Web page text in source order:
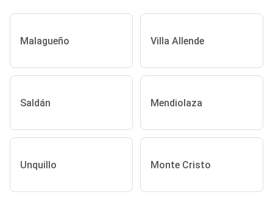
Malagueño Villa Allende
Saldán Mendiolaza
Unquillo Monte Cristo